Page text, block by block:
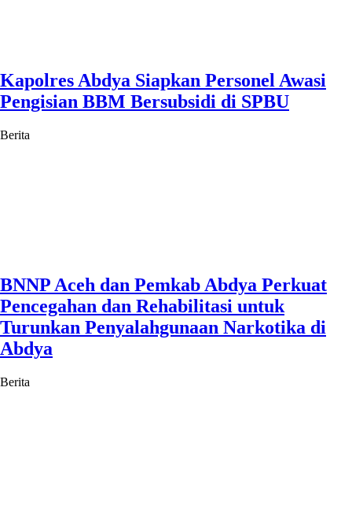
Kapolres Abdya Siapkan Personel Awasi
Pengisian BBM Bersubsidi di SPBU
Berita
BNNP Aceh dan Pemkab Abdya Perkuat
Pencegahan dan Rehabilitasi untuk
Turunkan Penyalahgunaan Narkotika di
Abdya
Berita